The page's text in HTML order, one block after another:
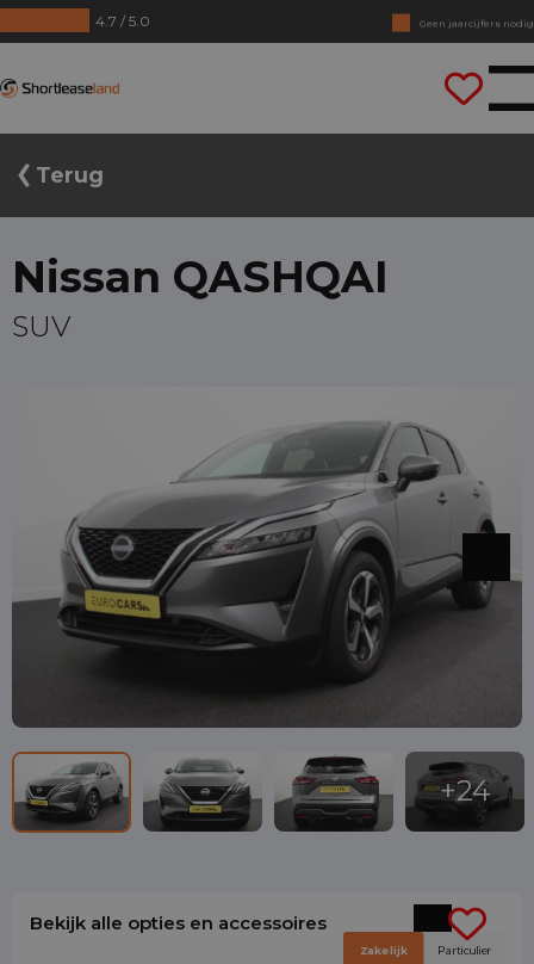
4.7 / 5.0
Geen jaarcijfers nodig
Direct rijden
Terug
Nissan QASHQAI
SUV
Bekijk alle opties en accessoires
Zakelijk Particulier